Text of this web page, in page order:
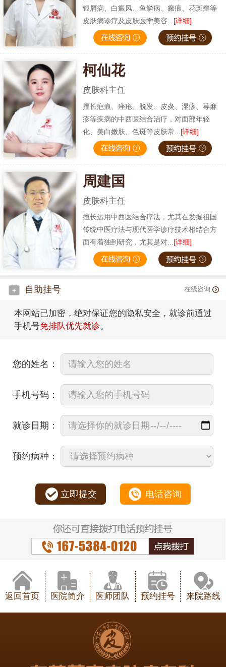
银屑病、白癜风、鱼鳞病、瘢痕、花斑癣等
皮肤病诊疗及皮肤医学美容... [详细]
柯仙花
皮肤科主任
擅长疤痕、痤疮、脱发、皮炎、湿疹、荨麻
疹等疾病的中西医结合治疗，对面部年轻
化、美白嫩肤、色斑等皮肤常... [详细]
周建国
皮肤科主任
擅长运用中西医结合疗法，尤其在发掘祖国
传统中医疗法与现代医学诊疗技术相结合方
面有着独到研究，尤其是对...[详细]
自助挂号 在线咨询
本网站已加密，绝对保证您的隐私安全，就诊前通过
手机号免排队优先就诊。
您的姓名：
手机号码：
就诊日期：
预约病种：
立即提交 电话咨询
返回首页 医院简介 医师团队 预约挂号 来院路线